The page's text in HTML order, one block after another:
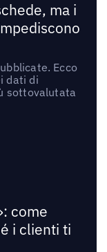
ma i
Ecco
dati di
sottovalutata
come
i clienti ti